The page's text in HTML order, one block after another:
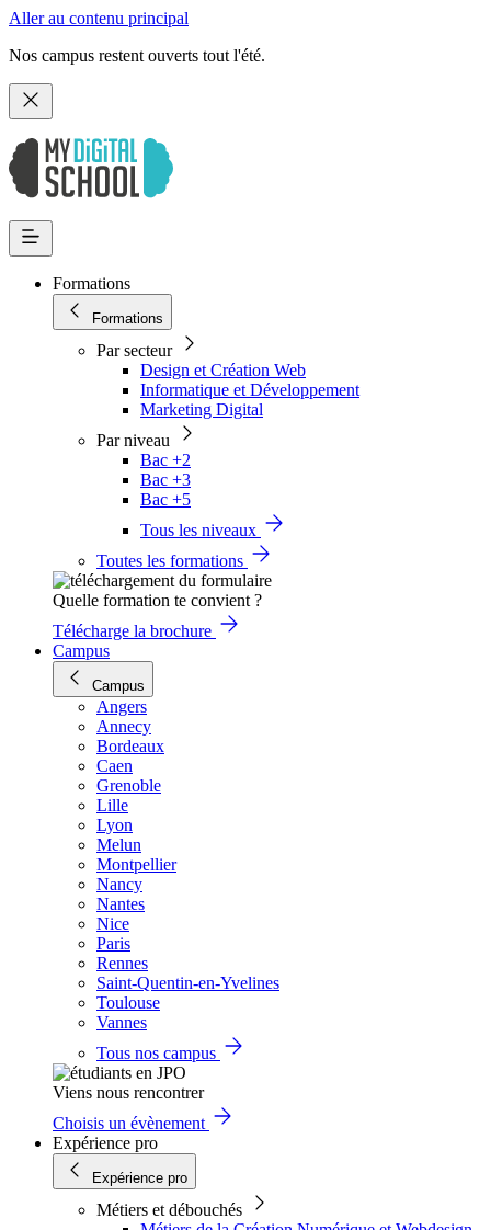
Aller au contenu principal
Nos campus restent ouverts tout l'été.
Formations
Formations
Par secteur
Design et Création Web
Informatique et Développement
Marketing Digital
Par niveau
Bac +2
Bac +3
Bac +5
Tous les niveaux
Toutes les formations
Quelle formation te convient ?
Télécharge la brochure
Campus
Campus
Angers
Annecy
Bordeaux
Caen
Grenoble
Lille
Lyon
Melun
Montpellier
Nancy
Nantes
Nice
Paris
Rennes
Saint-Quentin-en-Yvelines
Toulouse
Vannes
Tous nos campus
Viens nous rencontrer
Choisis un évènement
Expérience pro
Expérience pro
Métiers et débouchés